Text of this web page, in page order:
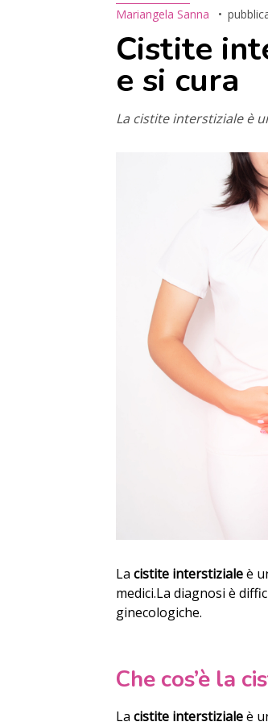
Mariangela Sanna
Cistite
e si cura
La cistite interstiziale è
Lacistite interstizialeè
medici.La diagnosi è
ginecologiche.
Che cos’è la
La cistite interstizialeè